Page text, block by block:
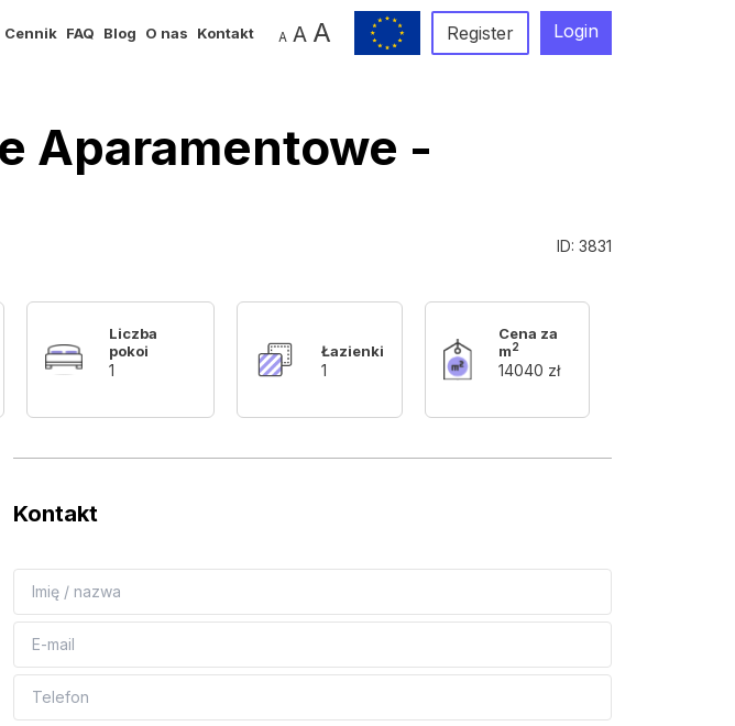
Cennik FAQ Blog O nas Kontakt A A A Register Login
Aparamentowe -
ID: 3831
Liczba
pokoi
1
Łazienki
1
Cena za
m2
14040 zł
Kontakt